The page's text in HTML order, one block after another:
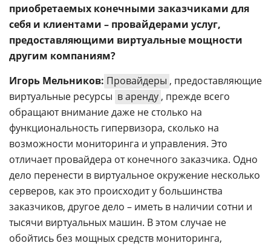
приобретаемых конечными заказчиками для
себя и клиентами – провайдерами услуг,
предоставляющими виртуальные мощности
другим компаниям?
Игорь Мельников: Провайдеры , предоставляющие
виртуальные ресурсы в аренду , прежде всего
обращают внимание даже не столько на
функциональность гипервизора, сколько на
возможности мониторинга и управления. Это
отличает провайдера от конечного заказчика. Одно
дело перенести в виртуальное окружение несколько
серверов, как это происходит у большинства
заказчиков, другое дело – иметь в наличии сотни и
тысячи виртуальных машин. В этом случае не
обойтись без мощных средств мониторинга,